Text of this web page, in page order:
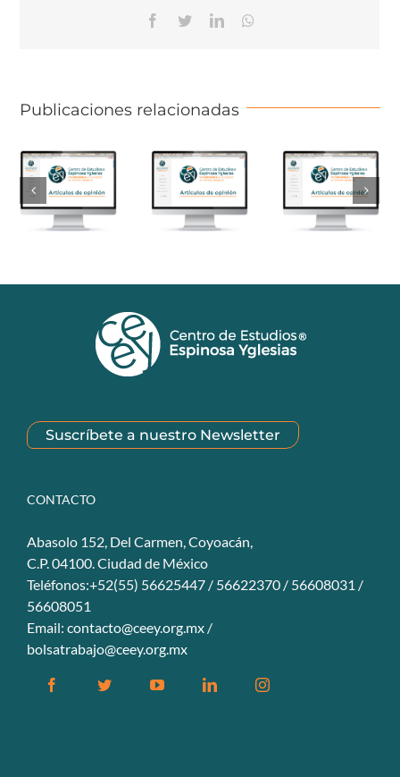
Facebook
TwitterLinkedinWhatsapp
Publicaciones relacionadas
Suscríbete a nuestro Newsletter
CONTACTO
Abasolo 152, Del Carmen, Coyoacán,
C.P. 04100. Ciudad de México
Teléfonos:+52(55) 56625447 / 56622370 / 56608031 /
56608051
Email: contacto@ceey.org.mx /
bolsatrabajo@ceey.org.mx
FacebookTwitter YouTubeLinkedinInstagram